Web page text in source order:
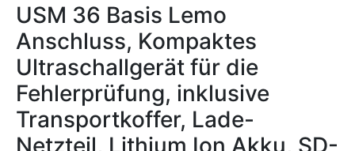
USM 36 Basis Lemo
Anschluss, Kompaktes
Ultraschallgerät für die
Fehlerprüfung, inklusive
Transportkoffer, Lade-
Netzteil, Lithium Ion Akku, SD-